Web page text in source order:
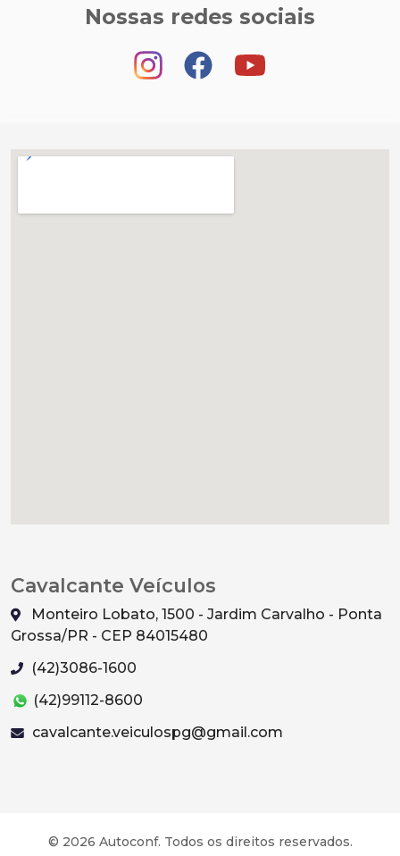
Nossas redes sociais
Cavalcante Veículos
Monteiro Lobato, 1500 - Jardim Carvalho - Ponta
Grossa/PR - CEP 84015480
(42)3086-1600
(42)99112-8600
cavalcante.veiculospg@gmail.com
© 2026 Autoconf. Todos os direitos reservados.